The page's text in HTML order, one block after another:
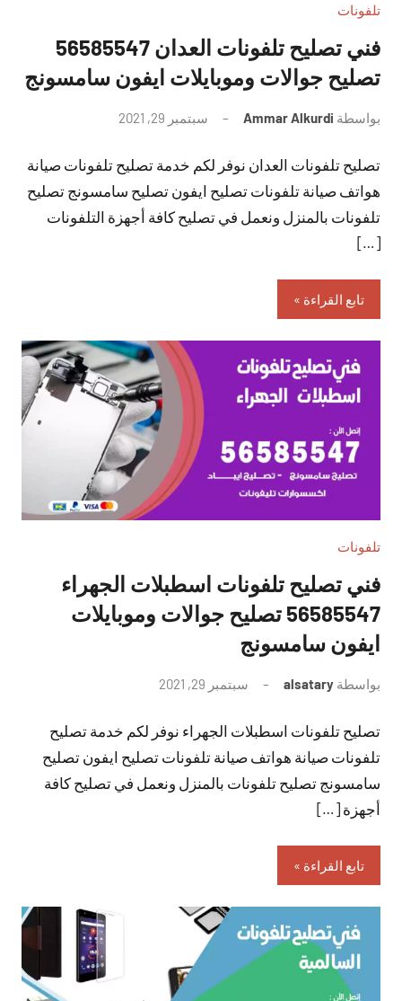
تلفونات
فني تصليح تلفونات العدان 56585547
تصليح جوالات وموبايلات ايفون سامسونج
بواسطة Ammar Alkurdi سبتمبر 29, 2021
تعليقات
تصليح تلفونات العدان نوفر لكم خدمة تصليح تلفونات صيانة
هواتف صيانة تلفونات تصليح ايفون تصليح سامسونج تصليح
تلفونات بالمنزل ونعمل في تصليح كافة أجهزة التلفونات
[…]
تابع القراءة
تلفونات
فني تصليح تلفونات اسطبلات الجهراء
56585547 تصليح جوالات وموبايلات
ايفون سامسونج
بواسطة alsatary سبتمبر 29, 2021
تعليقات
تصليح تلفونات اسطبلات الجهراء نوفر لكم خدمة تصليح
تلفونات صيانة هواتف صيانة تلفونات تصليح ايفون تصليح
سامسونج تصليح تلفونات بالمنزل ونعمل في تصليح كافة
أجهزة […]
تابع القراءة